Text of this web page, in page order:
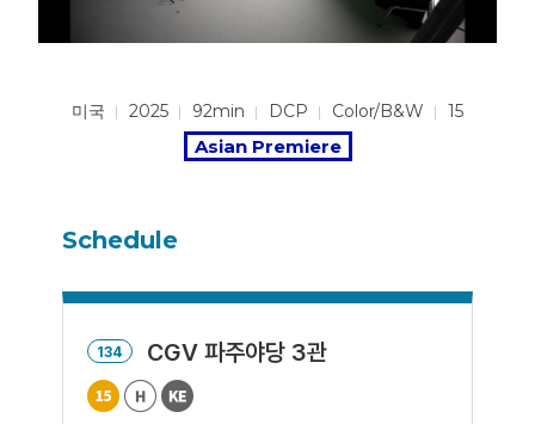
미국 2025 92min DCP Color/B&W 15
Asian Premiere
Schedule
134 CGV 파주야당 3관